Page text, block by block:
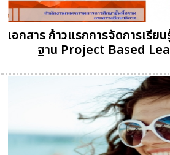
เอกสาร ก้าวแรกการจัดการเรีย
ฐาน Project Based